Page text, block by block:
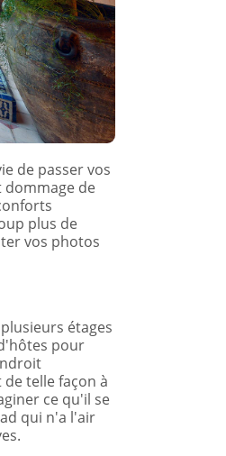
de passer vos
dommage de
plus de
vos photos
étages
pour
telle façon à
ce qu'il se
qui n'a l'air